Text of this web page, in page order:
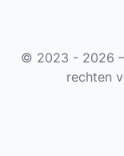
© 2023 - 2026
rechten